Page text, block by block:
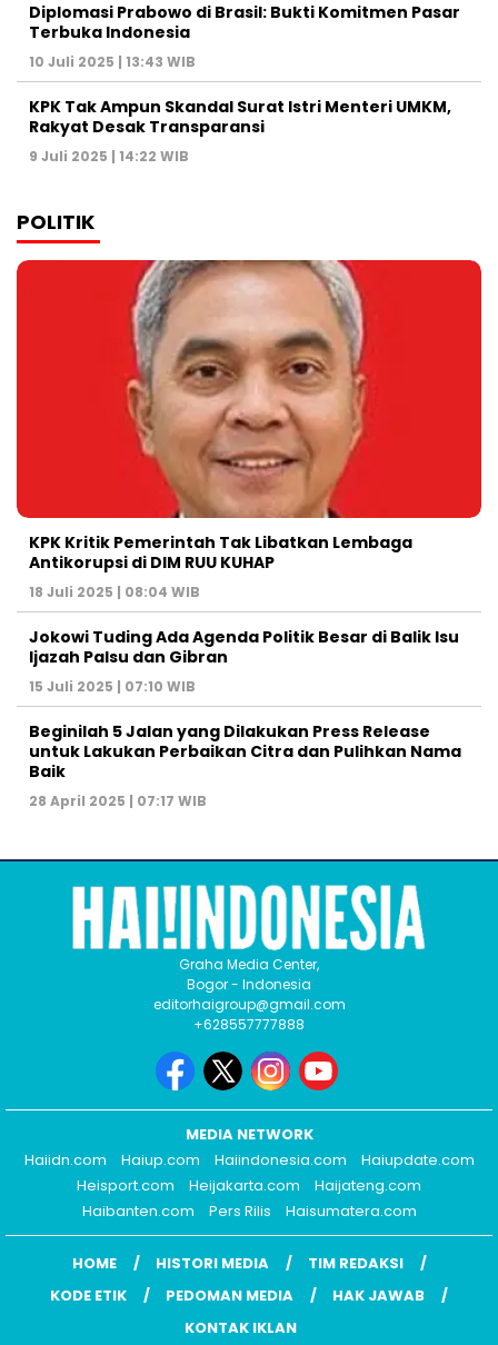
Diplomasi Prabowo di Brasil: Bukti Komitmen Pasar
Terbuka Indonesia
10 Juli 2025 | 13:43 WIB
KPK Tak Ampun Skandal Surat Istri Menteri UMKM,
Rakyat Desak Transparansi
9 Juli 2025 | 14:22 WIB
POLITIK
KPK Kritik Pemerintah Tak Libatkan Lembaga
Antikorupsi di DIM RUU KUHAP
18 Juli 2025 | 08:04 WIB
Jokowi Tuding Ada Agenda Politik Besar di Balik Isu
Ijazah Palsu dan Gibran
15 Juli 2025 | 07:10 WIB
Beginilah 5 Jalan yang Dilakukan Press Release
untuk Lakukan Perbaikan Citra dan Pulihkan Nama
Baik
28 April 2025 | 07:17 WIB
Graha Media Center,
Bogor - Indonesia
editorhaigroup@gmail.com
+628557777888
MEDIA NETWORK
Haiidn.com
Haiup.com Haiindonesia.com
Haiupdate.com
Heisport.com
Heijakarta.com
Haijateng.com
Haibanten.com
Pers Rilis Haisumatera.com
HOME HISTORI MEDIA
TIM REDAKSI
KODE ETIK
PEDOMAN MEDIA
HAK JAWAB
KONTAK IKLAN